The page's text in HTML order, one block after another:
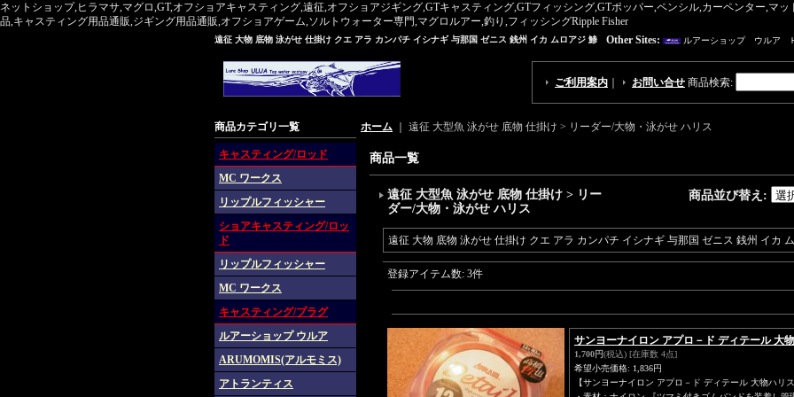
ネットショップ,ヒラマサ,マグロ,GT,オフショアキャスティング,遠征,オフショアジギング,GTキャスティング,GTフィッシング,GTポッパー,ペンシル,カーペンター,マ
品,キャスティング用品通販,ジギング用品通販,オフショアゲーム,ソルトウォーター専門,マグロルアー,釣り,フィッシングRipple Fisher
Other Sites:
ルアーショップ ウルア
遠征 大物 底物 泳がせ 仕掛け クエ アラ カンパチ イシナギ 与那国 ゼニス 銭州 イカ ムロアジ 鯵
ご利用案内 お問い合せ 商品検索:
商品カテゴリ一覧
キャスティング/ロッド
MC ワークス
リップルフィッシャー
ショアキャスティング/ロッ
ド
リップルフィッシャー
MC ワークス
キャスティング/プラグ
ルアーショップ ウルア
ARUMOMIS(アルモミス)
アトランティス
ホーム 遠征 大型魚 泳がせ 底物 仕掛け > リーダー/大物・泳がせ ハリス
商品一覧
遠征 大型魚 泳がせ 底物 仕掛け > リー
ダー/大物・泳がせ ハリス
商品並び替え :
遠征 大物 底物 泳がせ 仕掛け クエ アラ カンパチ イシナギ 与那国 ゼニス 銭州 イカ
登録アイテム数: 3件
サンヨーナイロン アプロ－ド ディテール 大
1,700円(税込) [在庫数 4点]
希望小売価格: 1,836円
【サンヨーナイロン アプロ－ド ディテール 大物ハリ